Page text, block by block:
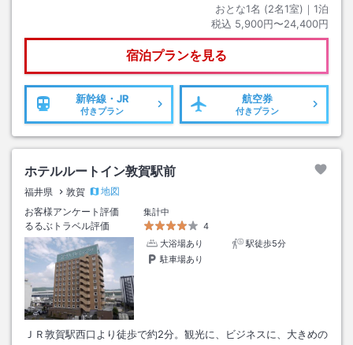
おとな1名 (2名1室)｜ 1泊
税込 5,900円〜24,400円
宿泊プランを見る
新幹線・JR
付きプラン
航空券
付きプラン
ホテルルートイン敦賀駅前
福井県 敦賀
地図
お客様アンケート評価
集計中
るるぶトラベル評価
4
大浴場あり
駅徒歩5分
駐車場あり
ＪＲ敦賀駅西口より徒歩で約2分。観光に、ビジネスに、大きめの